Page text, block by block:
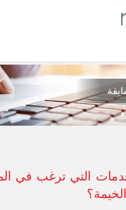
التي ترغب في